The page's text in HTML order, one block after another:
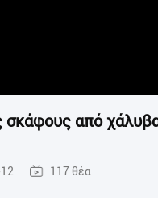
σκάφους από
117 θέα